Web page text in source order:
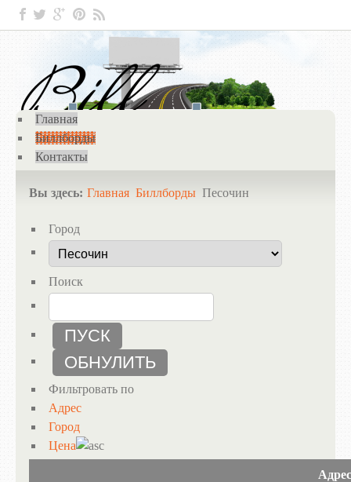
Главная
Биллборды
Контакты
Вы здесь: Главная Биллборды Песочин
Город
Поиск
Фильтровать по
Адрес
Город
Цена
Адрес